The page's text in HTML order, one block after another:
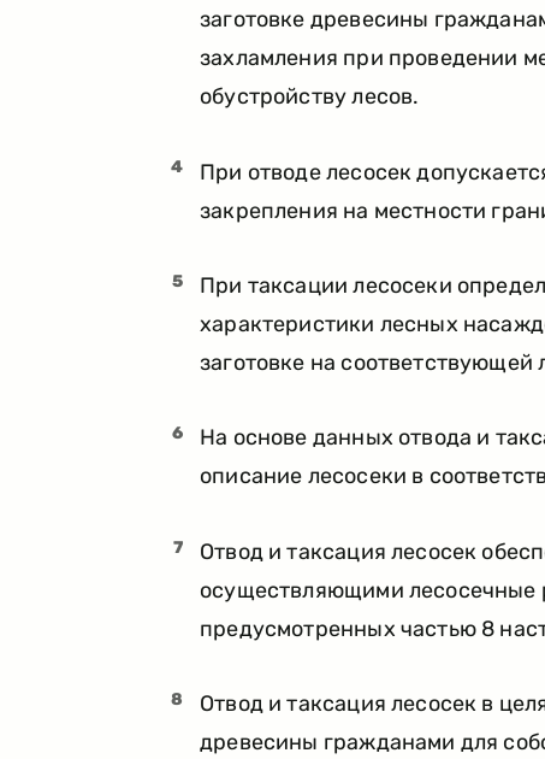
заготовке древесины
захламления при проведении
обустройству лесов.
4
При отводе лесосек
закрепления на местности
5
При таксации лесосеки
характеристики лесных
заготовке на соответствующей
6
На основе данных отвода и
описание лесосеки в
7
Отвод и таксация лесосек
осуществляющими лесосечные
предусмотренных частью 8
8
Отвод и таксация лесосек в
древесины гражданами для